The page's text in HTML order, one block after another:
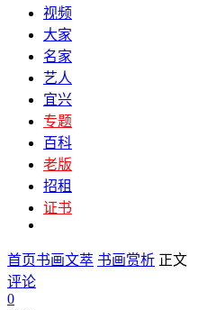
视频
大家
名家
艺人
宜兴
专题
百科
老版
招租
证书
首页书画文萃 书画赏析 正文
评论
0